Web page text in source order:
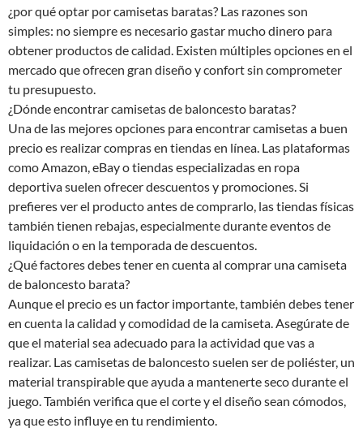
¿por qué optar por camisetas baratas? Las razones son
simples: no siempre es necesario gastar mucho dinero para
obtener productos de calidad. Existen múltiples opciones en el
mercado que ofrecen gran diseño y confort sin comprometer
tu presupuesto.
¿Dónde encontrar camisetas de baloncesto baratas?
Una de las mejores opciones para encontrar camisetas a buen
precio es realizar compras en tiendas en línea. Las plataformas
como Amazon, eBay o tiendas especializadas en ropa
deportiva suelen ofrecer descuentos y promociones. Si
prefieres ver el producto antes de comprarlo, las tiendas físicas
también tienen rebajas, especialmente durante eventos de
liquidación o en la temporada de descuentos.
¿Qué factores debes tener en cuenta al comprar una camiseta
de baloncesto barata?
Aunque el precio es un factor importante, también debes tener
en cuenta la calidad y comodidad de la camiseta. Asegúrate de
que el material sea adecuado para la actividad que vas a
realizar. Las camisetas de baloncesto suelen ser de poliéster, un
material transpirable que ayuda a mantenerte seco durante el
juego. También verifica que el corte y el diseño sean cómodos,
ya que esto influye en tu rendimiento.